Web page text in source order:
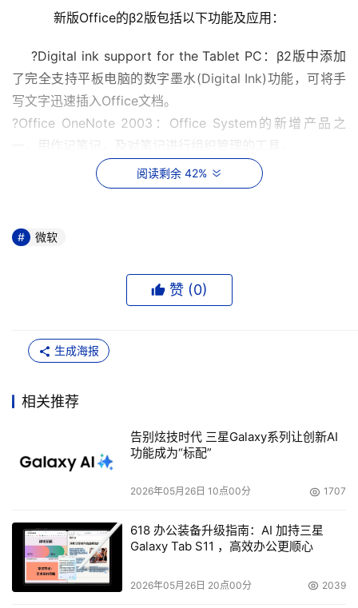
新版Office的β2版包括以下功能及应用：
?Digital ink support for the Tablet PC：β2版中添加
了完全支持平板电脑的数字墨水(Digital Ink)功能，可将手
写文字迅速插入Office文档。
?Office OneNote 2003：Office System的新增产品之
一，用作记笔记，及对笔记进行组织管理的工具。
?Office InfoPath 2003：可控制信息搜集过程并提高效
率，可使集团公司与下属公司间共享业务流程与公司数据。
Web服务、用户定义的XML Schema，可在漂亮的界面上
?Office Outlook 2003：是新添加了垃圾邮件应对功能、
扩展了计划任务功能的电子邮件及PIM（个人信息管理）软
?Office Word 2003：新增了数字版权管理功能、使用XML
内容与格式的文档。
能标识（Smart Tag）、数字墨水的功能，以及新增了同义
辞典查询功能、播放列表格式、全屏播放视频影像及
库。若将自动修正功能设为有效，可以使用新型智能标识来
修正输入数据。可方便地查找当前对象或已删除对象的对象
关系。
?Windows SharePoint Services：该软件能生成Web网
阅读剩余 42%
微软
赞 (0)
生成海报
相关推荐
告别炫技时代 三星Galaxy系列让创新AI
功能成为“标配”
2026年05月26日 10点00分 1707
618 办公装备升级指南：AI 加持三星
Galaxy Tab S11 ，高效办公更顺心
2026年05月26日 20点00分 2039